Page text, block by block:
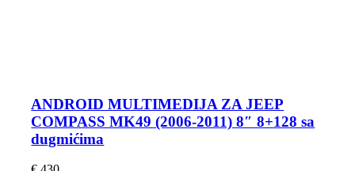
ANDROID MULTIMEDIJA ZA JEEP
COMPASS MK49 (2006-2011) 8″ 8+128 sa
dugmićima